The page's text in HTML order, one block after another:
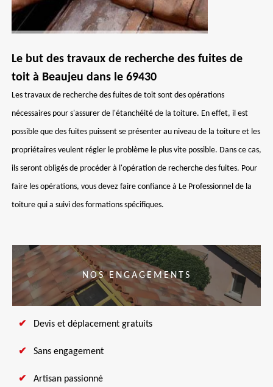
Le but des travaux de recherche des fuites de
toit à Beaujeu dans le 69430
Les travaux de recherche des fuites de toit sont des opérations
nécessaires pour s'assurer de l'étanchéité de la toiture. En effet, il est
possible que des fuites puissent se présenter au niveau de la toiture et les
propriétaires veulent régler le problème le plus vite possible. Dans ce cas,
ils seront obligés de procéder à l'opération de recherche des fuites. Pour
faire les opérations, vous devez faire confiance à Le Professionnel de la
toiture qui a suivi des formations spécifiques.
NOS ENGAGEMENTS
Devis et déplacement gratuits
Sans engagement
Artisan passionné